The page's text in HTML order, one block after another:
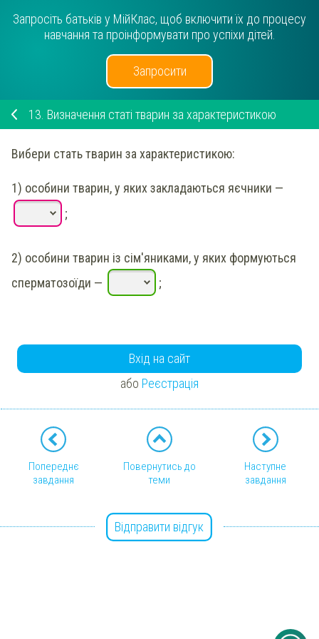
Запросіть батьків у МійКлас, щоб включити їх до процесу
навчання та проінформувати про успіхи дітей.
Запросити
13. Визначення статі тварин за характеристикою
Вибери стать тварин за характеристикою:
1) особини тварин, у яких закладаються яєчники —
;
2) особини тварин із сім'яниками, у яких формуються
сперматозоїди — ;
Вхід на сайт
або Реєстрація
Попереднє
завдання
Повернутись до
теми
Наступне
завдання
Відправити відгук